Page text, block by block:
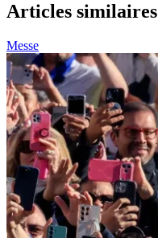
Articles similaires
Messe